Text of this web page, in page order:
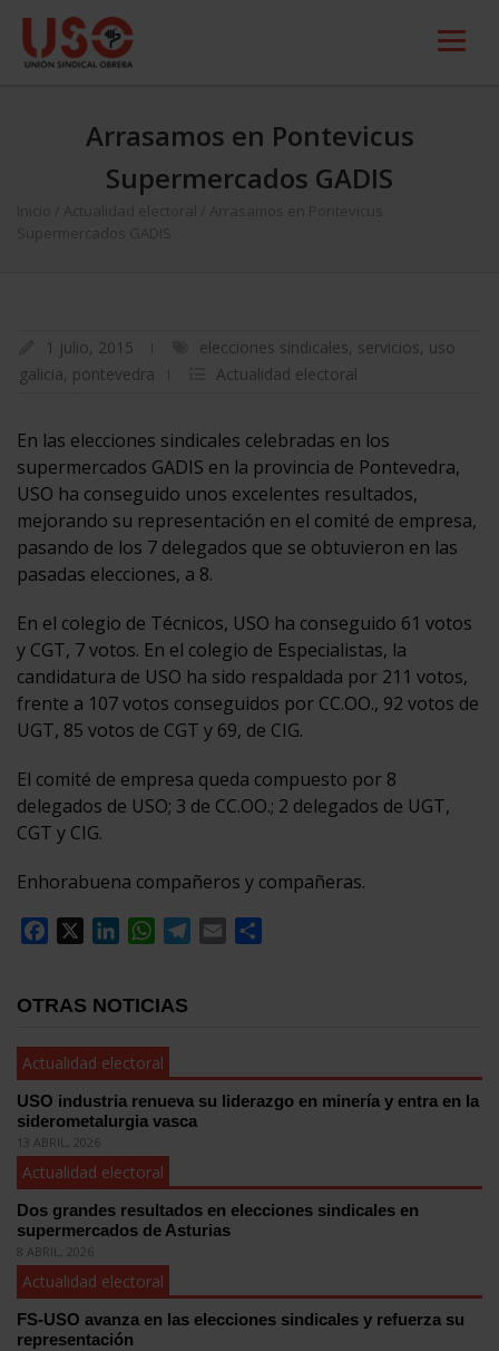
Arrasamos en Pontevicus
Supermercados GADIS
Inicio Actualidad electoral
Arrasamos en Pontevicus
Supermercados GADIS
1 julio, 2015 elecciones sindicales, servicios, uso
galicia, pontevedra Actualidad electoral
En las elecciones sindicales celebradas en los
supermercados GADIS en la provincia de Pontevedra,
USO ha conseguido unos excelentes resultados,
mejorando su representación en el comité de empresa,
pasando de los 7 delegados que se obtuvieron en las
pasadas elecciones, a 8.
En el colegio de Técnicos, USO ha conseguido 61 votos
y CGT, 7 votos. En el colegio de Especialistas, la
candidatura de USO ha sido respaldada por 211 votos,
frente a 107 votos conseguidos por CC.OO., 92 votos de
UGT, 85 votos de CGT y 69, de CIG.
El comité de empresa queda compuesto por 8
delegados de USO; 3 de CC.OO.; 2 delegados de UGT,
CGT y CIG.
Enhorabuena compañeros y compañeras.
Facebook
LinkedInWhatsApp
Telegram
Email
OTRAS NOTICIAS
Actualidad electoral
USO industria renueva su liderazgo en minería y entra en la
siderometalurgia vasca
13 ABRIL, 2026
Actualidad electoral
Dos grandes resultados en elecciones sindicales en
supermercados de Asturias
8 ABRIL, 2026
Actualidad electoral
FS-USO avanza en las elecciones sindicales y refuerza su
representación